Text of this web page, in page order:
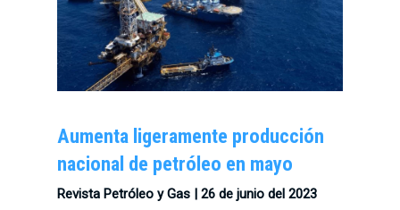
Aumenta ligeramente producción
nacional de petróleo en mayo
Revista Petróleo y Gas |26 de junio del 2023